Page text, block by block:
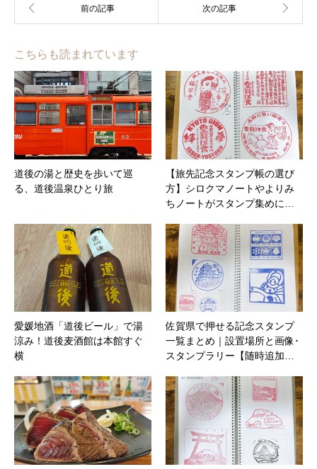
こちらも読まれています
道後の湯と歴史を歩いて巡
る、道後温泉ひとり旅
【旅先記念スタンプ帳の選び
方】シロクマノートやよりみ
ちノートがスタンプ集めに…
愛媛地酒「道後ビール」で湯
涼み！道後麦酒館は本館すぐ
横
佐賀県で押せる記念スタンプ
一覧まとめ｜設置場所と画像･
スタンプラリー【随時追加…